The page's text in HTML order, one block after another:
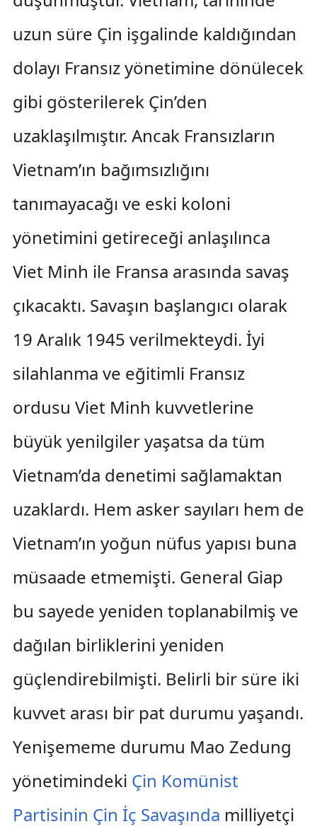
uzun süre Çin işgalinde kaldığından
dolayı Fransız yönetimine dönülecek
gibi gösterilerek Çin’den
uzaklaşılmıştır. Ancak Fransızların
Vietnam’ın bağımsızlığını
tanımayacağı ve eski koloni
yönetimini getireceği anlaşılınca
Viet Minh ile Fransa arasında savaş
çıkacaktı. Savaşın başlangıcı olarak
19 Aralık 1945 verilmekteydi. İyi
silahlanma ve eğitimli Fransız
ordusu Viet Minh kuvvetlerine
büyük yenilgiler yaşatsa da tüm
Vietnam’da denetimi sağlamaktan
uzaklardı. Hem asker sayıları hem de
Vietnam’ın yoğun nüfus yapısı buna
müsaade etmemişti. General Giap
bu sayede yeniden toplanabilmiş ve
dağılan birliklerini yeniden
güçlendirebilmişti. Belirli bir süre iki
kuvvet arası bir pat durumu yaşandı.
Yenişememe durumu Mao Zedung
yönetimindeki Çin Komünist
Partisinin Çin İç Savaşında milliyetçi